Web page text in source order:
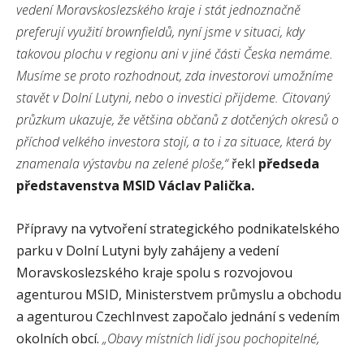
vedení Moravskoslezského kraje i stát jednoznačně
preferují využití brownfieldů, nyní jsme v situaci, kdy
takovou plochu v regionu ani v jiné části Česka nemáme.
Musíme se proto rozhodnout, zda investorovi umožníme
stavět v Dolní Lutyni, nebo o investici přijdeme. Citovaný
průzkum ukazuje, že většina občanů z dotčených okresů o
příchod velkého investora stojí, a to i za situace, která by
znamenala výstavbu na zelené ploše,“řekl předseda
představenstva MSID Václav Palička.
Přípravy na vytvoření strategického podnikatelského
parku v Dolní Lutyni byly zahájeny a vedení
Moravskoslezského kraje spolu s rozvojovou
agenturou MSID, Ministerstvem průmyslu a obchodu
a agenturou CzechInvest započalo jednání s vedením
okolních obcí. „Obavy místních lidí jsou pochopitelné,